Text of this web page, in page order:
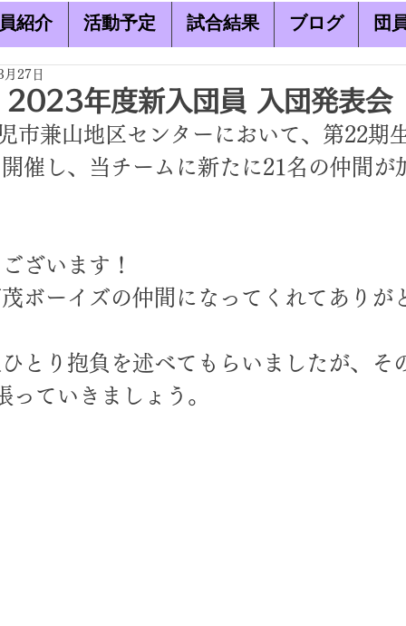
紹介 活動予定 試合結果 ブログ 団
年度新入団員 入団発表会
27日
市兼山地区センターにおいて、第22期
催し、当チームに新たに21名の仲間が
ざいます！
ボーイズの仲間になってくれてありが
とり抱負を述べてもらいましたが、そ
っていきましょう。